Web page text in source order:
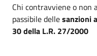
Chi contravviene o non
passibile dellesanzioni
30 della L.R. 27/2000